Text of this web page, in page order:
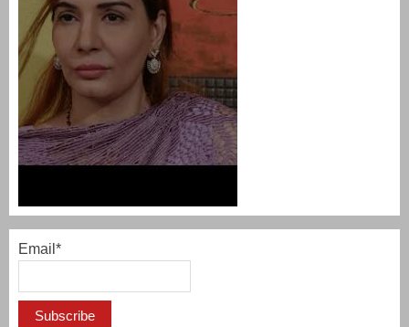
Email*